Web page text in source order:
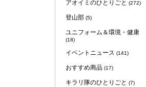
アオイミのひとりごと (272)
登山部 (5)
ユニフォーム＆環境・健康
(18)
イベントニュース (141)
おすすめ商品 (17)
キラリ隊のひとりごと (7)